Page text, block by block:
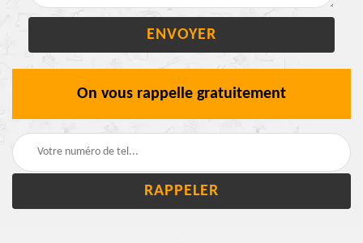
On vous rappelle gratuitement